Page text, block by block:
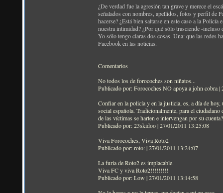
¿De verdad fue la agresión tan grave y merece el
señalados con nombres, apellidos, fotos y perfil de
hacerse? ¿Está bien saltarse en este caso a la
nuestra intimidad? ¿Por qué sólo trasciende -
Yo sólo tengo claras dos cosas. Una: que las redes
Facebook en las noticias.
Comentarios
No todos los de forocoches son niñatos...
Publicado por: Forocoches NO apoya a john cobra |
Confiar en la policía y en la justicia, es, a día de
social española. Tradicionalmente, para el
de las víctimas se harten e intervengan por su
Publicado por: 23skidoo | 27/01/2011 13:25:08
Viva Forocoches, Viva Roto2
Publicado por: roto: | 27/01/2011 13:24:07
La furia de Roto2 es implacable.
Viva FC y viva Roto2!!!!!!!!!
Publicado por: Low | 27/01/2011 13:14:58